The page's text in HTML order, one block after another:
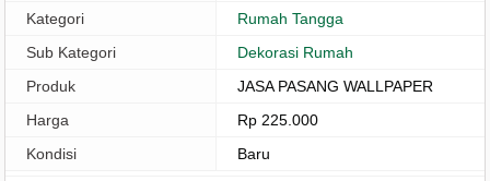
Kategori
Rumah Tangga
Sub Kategori
Dekorasi Rumah
Produk
JASA PASANG WALLPAPER
Harga
Rp 225.000
Kondisi
Baru